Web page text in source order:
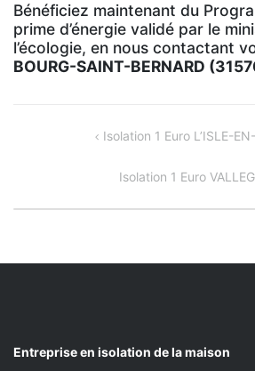
Bénéficiez maintenant du
prime d’énergie validé par le
l’écologie, en nous contactant
BOURG-SAINT-BERNARD
NAVIGATIONIsolation 1 Euro L’ISLE-
Isolation 1 Euro
Entreprise en isolation de la maison